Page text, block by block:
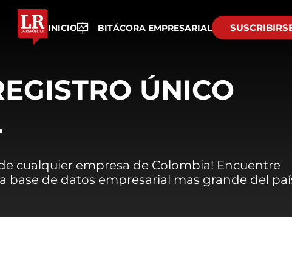
INICIO BITÁCORA EMPRESARIAL
ÚNICO
cualquier empresa de Colombia! Encuentre
base de datos empresarial mas grande del